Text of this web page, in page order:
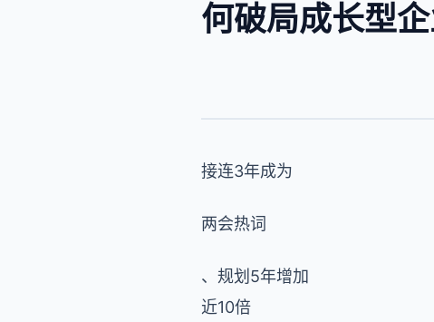
何破局成长型
接连3年成为
两会热词
、规划5年增加
近10倍